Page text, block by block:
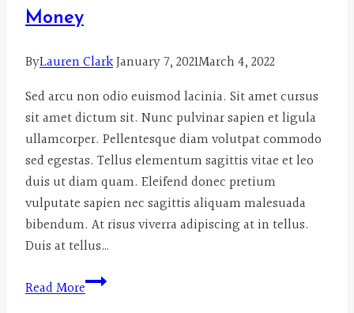
Money
ByLauren ClarkJanuary 7, 2021March 4, 2022
Sed arcu non odio euismod lacinia. Sit amet cursus
sit amet dictum sit. Nunc pulvinar sapien et ligula
ullamcorper. Pellentesque diam volutpat commodo
sed egestas. Tellus elementum sagittis vitae et leo
duis ut diam quam. Eleifend donec pretium
vulputate sapien nec sagittis aliquam malesuada
bibendum. At risus viverra adipiscing at in tellus.
Duis at tellus…
Read More15
Things